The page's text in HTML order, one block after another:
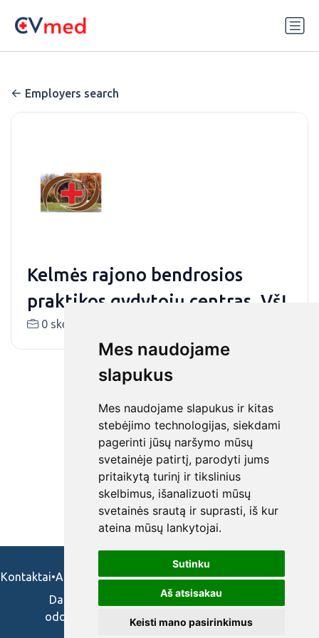
Mes naudojame
slapukus
Mes naudojame slapukus ir kitas
stebėjimo technologijas, siekdami
pagerinti jūsų naršymo mūsų
svetainėje patirtį, parodyti jums
pritaikytą turinį ir tikslinius
skelbimus, išanalizuoti mūsų
svetainės srautą ir suprasti, iš kur
ateina mūsų lankytojai.
Sutinku
Aš atsisakau
Keisti mano pasirinkimus
Employers search
Kelmės rajono bendrosios
praktikos gydytojų centras, VšĮ
0 skelbimai (-ų)
Kontaktai•Apie mus•Naudojimosi taisykės•Privatumo politika
Darbo skelbimai ir pasiūlymai: gydytojams,
odontologams, slaugytojams, veterinarams,